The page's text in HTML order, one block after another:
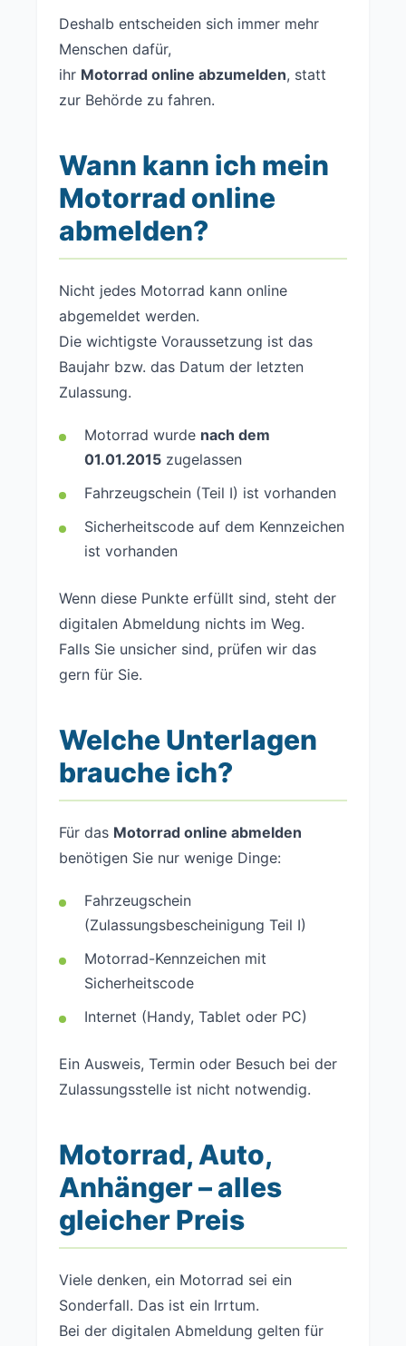
Deshalb entscheiden sich immer mehr
Menschen dafür,
ihr Motorrad online abzumelden, statt
zur Behörde zu fahren.
Wann kann ich mein
Motorrad online
abmelden?
Nicht jedes Motorrad kann online
abgemeldet werden.
Die wichtigste Voraussetzung ist das
Baujahr bzw. das Datum der letzten
Zulassung.
Motorrad wurde nach dem
01.01.2015 zugelassen
Fahrzeugschein (Teil I) ist vorhanden
Sicherheitscode auf dem Kennzeichen
ist vorhanden
Wenn diese Punkte erfüllt sind, steht der
digitalen Abmeldung nichts im Weg.
Falls Sie unsicher sind, prüfen wir das
gern für Sie.
Welche Unterlagen
brauche ich?
Für das Motorrad online abmelden
benötigen Sie nur wenige Dinge:
Fahrzeugschein
(Zulassungsbescheinigung Teil I)
Motorrad-Kennzeichen mit
Sicherheitscode
Internet (Handy, Tablet oder PC)
Ein Ausweis, Termin oder Besuch bei der
Zulassungsstelle ist nicht notwendig.
Motorrad, Auto,
Anhänger – alles
gleicher Preis
Viele denken, ein Motorrad sei ein
Sonderfall. Das ist ein Irrtum.
Bei der digitalen Abmeldung gelten für